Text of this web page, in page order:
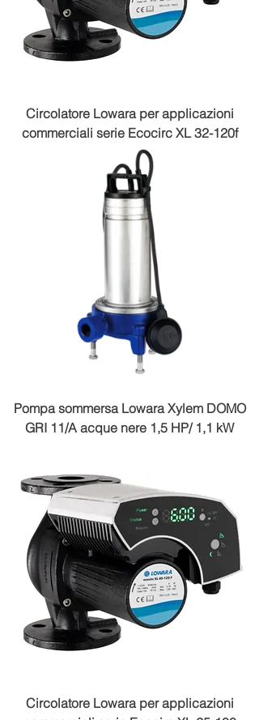
Circolatore Lowara per applicazioni
commerciali serie Ecocirc XL 32-120f
Pompa sommersa Lowara Xylem DOMO
GRI 11/A acque nere 1,5 HP/ 1,1 kW
Circolatore Lowara per applicazioni